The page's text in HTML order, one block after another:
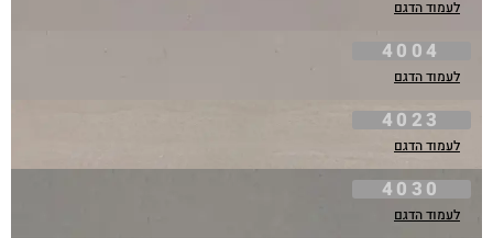
לעמוד הדגם
4004
לעמוד הדגם
4023
לעמוד הדגם
4030
לעמוד הדגם